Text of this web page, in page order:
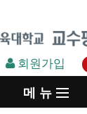
회원가입
메 뉴